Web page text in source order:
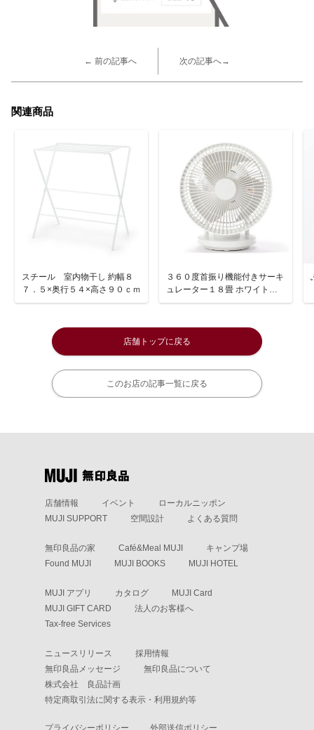
← 前の記事へ 次の記事へ→
関連商品
スチール 室内物干し 約幅８
７．５×奥行５４×高さ９０ｃｍ
３６０度首振り機能付きサーキ
ュレーター１８畳 ホワイト／
ＭＪ－ＯＣＦ１８
店舗トップに戻る
このお店の記事一覧に戻る
店舗情報 イベント
ローカルニッポン
MUJI SUPPORT
空間設計 よくある質問
無印良品の家 Café&Meal MUJI
キャンプ場
Found MUJI
MUJI BOOKS MUJI HOTEL
MUJI アプリ カタログ
MUJI Card
MUJI GIFT CARD
法人のお客様へ
Tax-free Services
ニュースリリース
採用情報
無印良品メッセージ
無印良品について
株式会社 良品計画
特定商取引法に関する表示・利用規約等
プライバシーポリシー 外部送信ポリシー